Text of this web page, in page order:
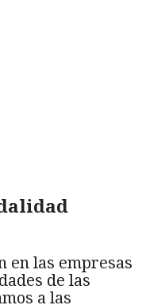
en las empresas
de las
a las